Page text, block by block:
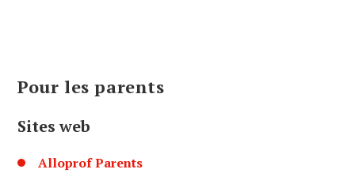
Pour les parents
Sites web
Alloprof Parents